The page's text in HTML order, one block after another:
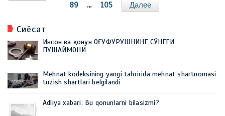
89
... 105 Далее
Сиёсат
Инсон ва қонун ОҒУФУРУШНИНГ СЎНГГИ
ПУШАЙМОНИ
Mehnat kodeksining yangi tahririda mehnat shartnomasi
tuzish shartlari belgilandi
Adliya xabari: Bu qonunlarni bilasizmi?